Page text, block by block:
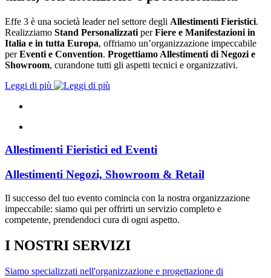
Effe 3 è una società leader nel settore degli Allestimenti Fieristici.
Realizziamo Stand Personalizzati perFiere e Manifestazioni in
Italia e in tutta Europa, offriamo un’organizzazione impeccabile
perEventi e Convention. Progettiamo Allestimenti di Negozi e
Showroom, curandone tutti gli aspetti tecnici e organizzativi.
Leggi di più
Allestimenti Fieristici ed Eventi
Allestimenti Negozi, Showroom & Retail
Il successo del tuo evento comincia con la nostra organizzazione
impeccabile: siamo qui per offrirti un servizio completo e
competente, prendendoci cura di ogni aspetto.
I NOSTRI SERVIZI
Siamo specializzati nell'organizzazione e progettazione di